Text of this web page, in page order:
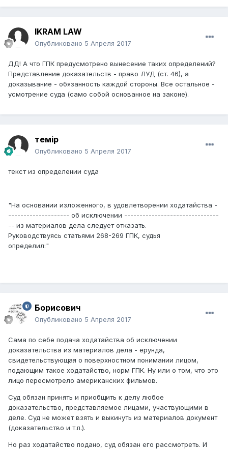
IKRAM LAW
Опубликовано 5 Апреля 2017
ДД! А что ГПК предусмотрено вынесение таких определений?
Представление доказательств - право ЛУД (ст. 46), а
доказывание - обязанность каждой стороны. Все остальное -
усмотрение суда (само собой основанное на законе).
темір
Опубликовано 5 Апреля 2017
текст из определении суда
"На основании изложенного, в удовлетворении ходатайства -
-------------------- об исключении -------------------------------
-- из материалов дела следует отказать.
Руководствуясь статьями 268-269 ГПК, судья
определил:"
Борисович
Опубликовано 5 Апреля 2017
Сама по себе подача ходатайства об исключении
доказательства из материалов дела - ерунда,
свидетельствующая о поверхностном понимании лицом,
подающим такое ходатайство, норм ГПК. Ну или о том, что это
лицо пересмотрело американских фильмов.
Суд обязан принять и приобщить к делу любое
доказательство, представляемое лицами, участвующими в
деле. Суд не может взять и выкинуть из материалов документ
(доказательство и т.п.).
Но раз ходатайство подано, суд обязан его рассмотреть. И